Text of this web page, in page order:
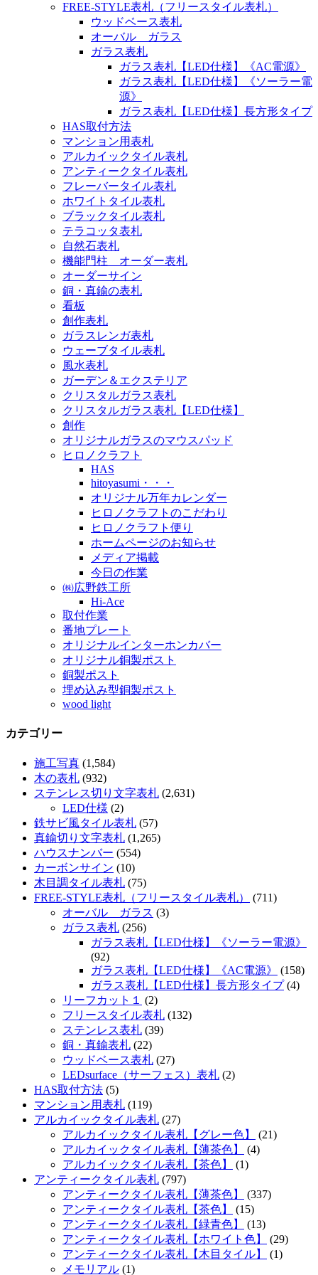
FREE-STYLE表札（フリースタイル表札）
ウッドベース表札
オーバル ガラス
ガラス表札
ガラス表札【LED仕様】《AC電源》
ガラス表札【LED仕様】《ソーラー電
源》
ガラス表札【LED仕様】長方形タイプ
HAS取付方法
マンション用表札
アルカイックタイル表札
アンティークタイル表札
フレーバータイル表札
ホワイトタイル表札
ブラックタイル表札
テラコッタ表札
自然石表札
機能門柱 オーダー表札
オーダーサイン
銅・真鍮の表札
看板
創作表札
ガラスレンガ表札
ウェーブタイル表札
風水表札
ガーデン＆エクステリア
クリスタルガラス表札
クリスタルガラス表札【LED仕様】
創作
オリジナルガラスのマウスパッド
ヒロノクラフト
HAS
hitoyasumi・・・
オリジナル万年カレンダー
ヒロノクラフトのこだわり
ヒロノクラフト便り
ホームページのお知らせ
メディア掲載
今日の作業
㈱広野鉄工所
Hi-Ace
取付作業
番地プレート
オリジナルインターホンカバー
オリジナル銅製ポスト
銅製ポスト
埋め込み型銅製ポスト
wood light
カテゴリー
施工写真 (1,584)
木の表札 (932)
ステンレス切り文字表札 (2,631)
LED仕様 (2)
鉄サビ風タイル表札 (57)
真鍮切り文字表札 (1,265)
ハウスナンバー (554)
カーボンサイン (10)
木目調タイル表札 (75)
FREE-STYLE表札（フリースタイル表札）
(711)
オーバル ガラス (3)
ガラス表札 (256)
ガラス表札【LED仕様】《ソーラー電源》
(92)
ガラス表札【LED仕様】《AC電源》
(158)
ガラス表札【LED仕様】長方形タイプ(4)
リーフカット１
(2)
フリースタイル表札 (132)
ステンレス表札 (39)
銅・真鍮表札 (22)
ウッドベース表札 (27)
LEDsurface（サーフェス）表札 (2)
HAS取付方法 (5)
マンション用表札 (119)
アルカイックタイル表札 (27)
アルカイックタイル表札【グレー色】
(21)
アルカイックタイル表札【薄茶色】
(4)
アルカイックタイル表札【茶色】
(1)
アンティークタイル表札 (797)
アンティークタイル表札【薄茶色】
(337)
アンティークタイル表札【茶色】
(15)
アンティークタイル表札【緑青色】
(13)
アンティークタイル表札【ホワイト色】
(29)
アンティークタイル表札【木目タイル】
(1)
メモリアル (1)